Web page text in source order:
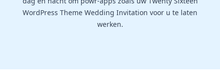
WordPress Theme Wedding Invitation voor u te laten
werken.